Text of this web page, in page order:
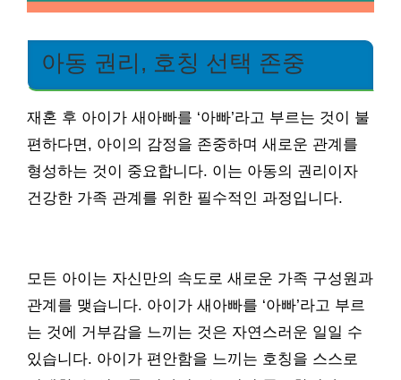
아동 권리, 호칭 선택 존중
재혼 후 아이가 새아빠를 ‘아빠’라고 부르는 것이 불
편하다면, 아이의 감정을 존중하며 새로운 관계를
형성하는 것이 중요합니다. 이는 아동의 권리이자
건강한 가족 관계를 위한 필수적인 과정입니다.
모든 아이는 자신만의 속도로 새로운 가족 구성원과
관계를 맺습니다. 아이가 새아빠를 ‘아빠’라고 부르
는 것에 거부감을 느끼는 것은 자연스러운 일일 수
있습니다. 아이가 편안함을 느끼는 호칭을 스스로